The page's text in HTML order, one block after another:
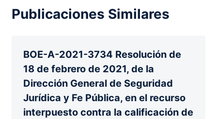
Publicaciones Similares
BOE-A-2021-3734 Resolución de
18 de febrero de 2021, de la
Dirección General de Seguridad
Jurídica y Fe Pública, en el recurso
interpuesto contra la calificación de